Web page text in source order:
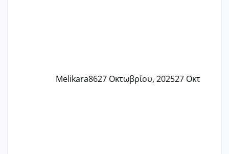
Melikara8627 Οκτωβρίου, 202527 Οκτ